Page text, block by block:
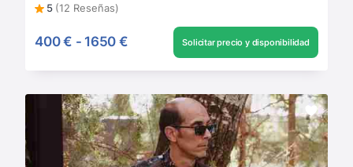
5 (12 Reseñas)
400 € - 1650 € Solicitar precio y disponibilidad